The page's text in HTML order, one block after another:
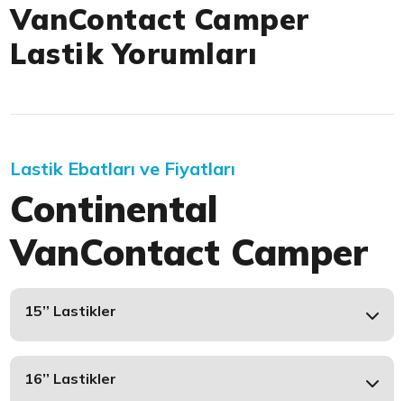
VanContact Camper
Lastik Yorumları
Lastik Ebatları ve Fiyatları
Continental
VanContact Camper
15’’ Lastikler
16’’ Lastikler